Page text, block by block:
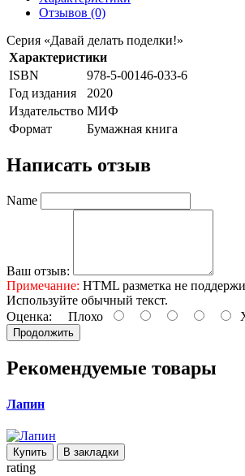
Отзывов (0)
Серия «Давай делать поделки!»
Характеристики
ISBN
978-5-00146-033-6
Год издания
2020
Издательство МИФ
Формат
Бумажная книга
Написать отзыв
Name
Ваш отзыв:
Примечание: HTML разметка не
Используйте обычный текст.
Оценка: Плохо
Продолжить
Рекомендуемые товары
Лапин
Купить В закладки
rating